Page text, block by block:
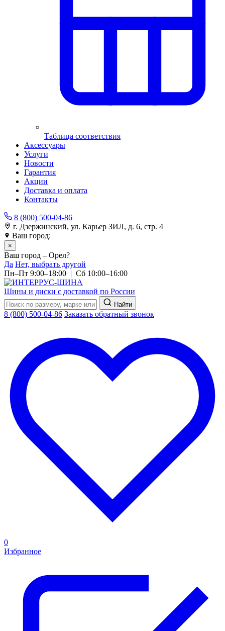
Таблица соответствия
Аксессуары
Услуги
Новости
Гарантия
Акции
Доставка и оплата
Контакты
8 (800) 500-04-86
г. Дзержинский, ул. Карьер ЗИЛ, д. 6, стр. 4
Ваш город:
×
Ваш город – Орел?
Да Нет, выбрать другой
Пн–Пт 9:00–18:00 | Сб 10:00–16:00
Шины и диски с доставкой по России
Найти
8 (800) 500-04-86 Заказать обратный звонок
0
Избранное